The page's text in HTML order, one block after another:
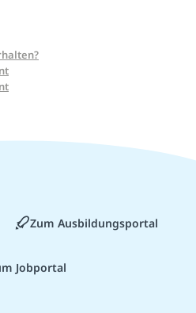
Zum Ausbildungsportal
Jobportal